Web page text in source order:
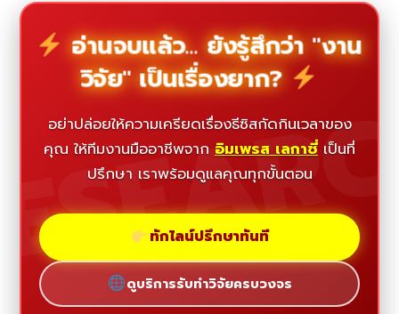
อ่านจบแล้ว... ยังรู้สึกว่า "งาน
วิจัย" เป็นเรื่องยาก?
อย่าปล่อยให้ความเครียดเรื่องธีซิสกัดกินเวลาของ
คุณ ให้ทีมงานมืออาชีพจาก อิมเพรส เลกาซี่ เป็นที่
ปรึกษา เราพร้อมดูแลคุณทุกขั้นตอน
ทักไลน์ปรึกษาทันที
ดูบริการรับทำวิจัยครบวงจร